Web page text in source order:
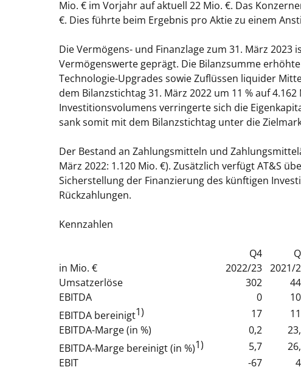
Mio. € im Vorjahr auf aktuell 22 Mio. €. Das
€. Dies führte beim Ergebnis pro Aktie zu einem
DieVermögens- und Finanzlagezum 31. März 2023
Vermögenswerte geprägt. Die Bilanzsumme
Technologie-Upgrades sowie Zuflüssen liquider
dem Bilanzstichtag 31. März 2022 um 11 % auf
Investitionsvolumens verringerte sich die
sank somit mit dem Bilanzstichtag unter die
Der Bestand an Zahlungsmitteln und
März 2022: 1.120 Mio. €). Zusätzlich verfügt AT&S
Sicherstellung der Finanzierung des künftigen
Rückzahlungen.
Kennzahlen
in Mio. €
Q4
2022/23 2021/
Umsatzerlöse
302
EBITDA
0
EBITDA bereinigt1) 17
EBITDA-Marge (in %)
0,2
EBITDA-Marge bereinigt (in %)1) 5,7
EBIT
-67